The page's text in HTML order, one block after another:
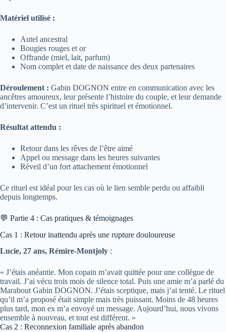
Matériel utilisé :
Autel ancestral
Bougies rouges et or
Offrande (miel, lait, parfum)
Nom complet et date de naissance des deux partenaires
Déroulement : Gabin DOGNON entre en communication avec les
ancêtres amoureux, leur présente l’histoire du couple, et leur demande
d’intervenir. C’est un rituel très spirituel et émotionnel.
Résultat attendu :
Retour dans les rêves de l’être aimé
Appel ou message dans les heures suivantes
Réveil d’un fort attachement émotionnel
Ce rituel est idéal pour les cas où le lien semble perdu ou affaibli
depuis longtemps.
💬 Partie 4 : Cas pratiques & témoignages
Cas 1 : Retour inattendu après une rupture douloureuse
Lucie, 27 ans, Rémire-Montjoly :
« J’étais anéantie. Mon copain m’avait quittée pour une collègue de
travail. J’ai vécu trois mois de silence total. Puis une amie m’a parlé du
Marabout Gabin DOGNON. J’étais sceptique, mais j’ai tenté. Le rituel
qu’il m’a proposé était simple mais très puissant. Moins de 48 heures
plus tard, mon ex m’a envoyé un message. Aujourd’hui, nous vivons
ensemble à nouveau, et tout est différent. »
Cas 2 : Reconnexion familiale après abandon